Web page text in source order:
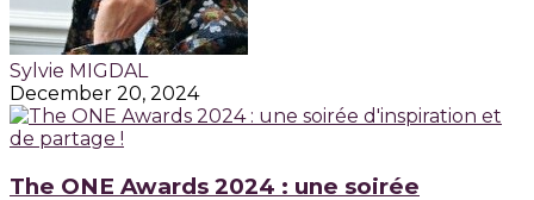
Sylvie MIGDAL
December 20, 2024
The ONE Awards 2024 : une soirée